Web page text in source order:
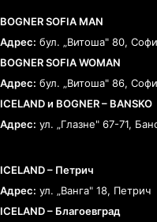
BOGNER SOFIA MAN
Адрес: бул. „Витоша" 80,
BOGNER SOFIA WOMAN
Адрес: бул. „Витоша" 86,
ICELAND и BOGNER – BANSKO
Адрес: ул. „Глазне" 67-71,
ICELAND – Петрич
Адрес: ул. „Ванга" 18, Петрич
ICELAND – Благоевград